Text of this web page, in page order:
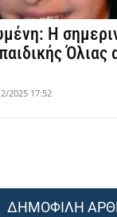
Η
Όλιας
2025 17:52
ΔΗΜΟΦΙΛΗ